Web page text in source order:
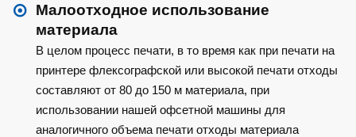
Малоотходное использование
материала
В целом процесс печати, в то время как при печати на
принтере флексографской или высокой печати отходы
составляют от 80 до 150 м материала, при
использовании нашей офсетной машины для
аналогичного объема печати отходы материала